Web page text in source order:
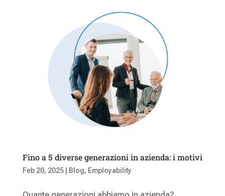
Fino a 5 diverse generazioni in azienda: i motivi
Feb 20, 2025| Blog, Employability